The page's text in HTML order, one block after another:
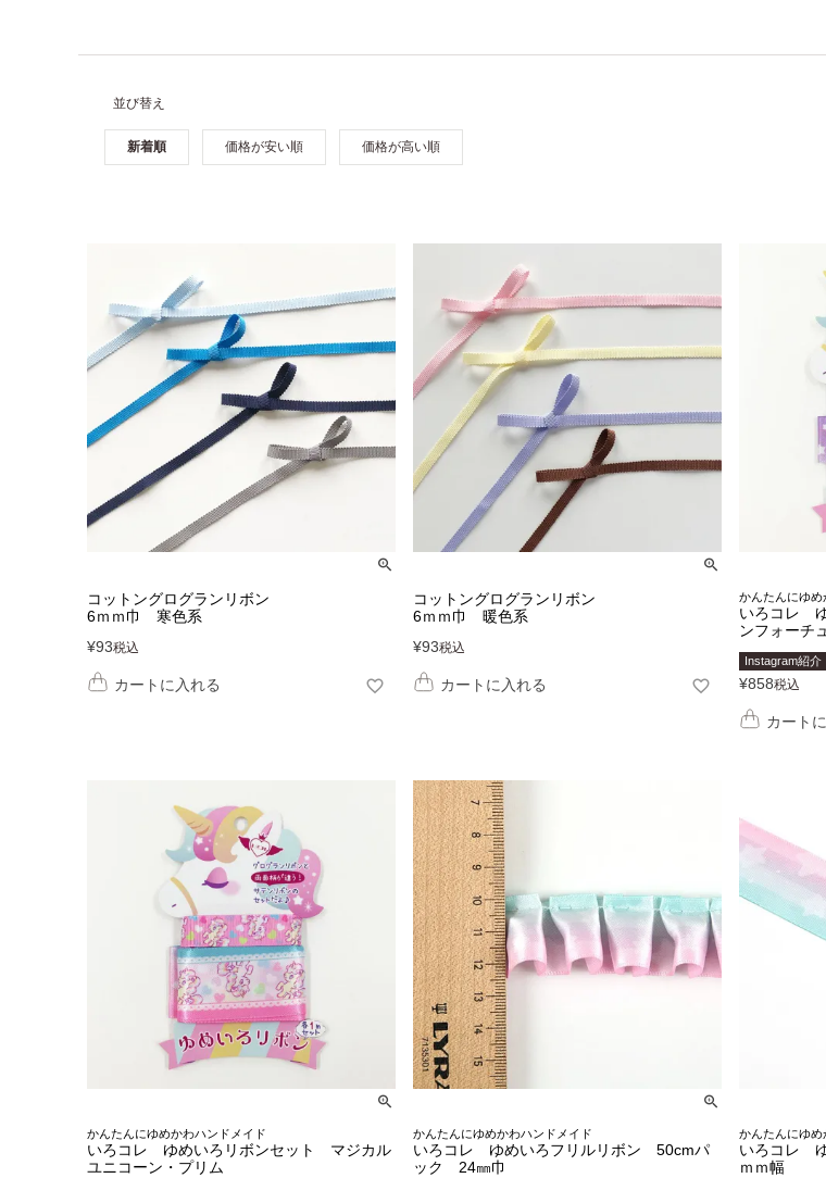
並び替え
新着順 価格が安い順 価格が高い順
コットングログランリボン
6ｍｍ巾 寒色系
¥93税込
カートに入れる
コットングログランリボン
6ｍｍ巾 暖色系
¥93税込
カートに入れる
かんたんにゆめ
いろコレ
ンフォーチ
Instagram紹介
¥858税込
カート
かんたんにゆめかわハンドメイド
いろコレ ゆめいろリボンセット マジカル
ユニコーン・プリム
かんたんにゆめかわハンドメイド
いろコレ ゆめいろフリルリボン 50cmパ
ック 24㎜巾
かんたんにゆめ
いろコレ
ｍｍ幅